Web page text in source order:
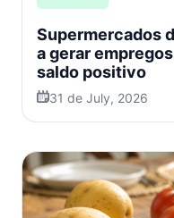
Supermercados
a gerar
saldo positivo
31 de July, 2026